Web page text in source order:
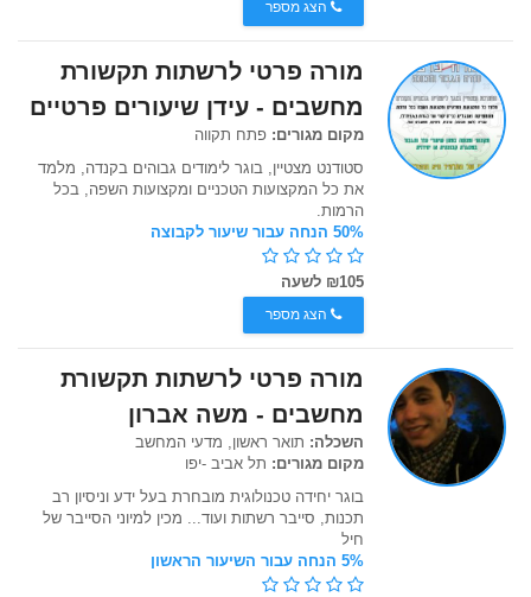
הצג מספר
מורה פרטי לרשתות תקשורת
מחשבים - עידן שיעורים פרטיים
מקום מגורים: פתח תקווה
סטודנט מצטיין, בוגר לימודים גבוהים בקנדה, מלמד
את כל המקצועות הטכניים ומקצועות השפה, בכל
הרמות.
50% הנחה עבור שיעור לקבוצה
₪105 לשעה
הצג מספר
מורה פרטי לרשתות תקשורת
מחשבים - משה אברון
השכלה: תואר ראשון, מדעי המחשב
מקום מגורים: תל אביב -יפו
בוגר יחידה טכנולוגית מובחרת בעל ידע וניסיון רב
תכנות, סייבר רשתות ועוד... מכין למיוני הסייבר של
חיל
5% הנחה עבור השיעור הראשון